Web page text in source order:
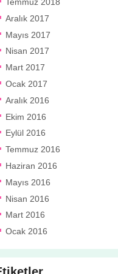
Aralık 2017
Mayıs 2017
Nisan 2017
Mart 2017
Ocak 2017
Aralık 2016
Ekim 2016
Eylül 2016
Temmuz 2016
Haziran 2016
Mayıs 2016
Nisan 2016
Mart 2016
Ocak 2016